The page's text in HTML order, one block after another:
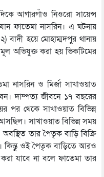
আগারগাঁও নিওরো সায়েন্স
ফাতেমা নাসরিন। এ ঘটনায়
হয়ে মোহাম্মদপুর থানায়
অভিযুক্ত করা হয় ভিকটিমের
নাসরিন ও মির্জা সাখাওয়াত
দাম্পত্য জীবনে ১৭ বছরের
পর থেকে সাখাওয়াত বিভিন্ন
সাখাওয়াত বিভিন্ন সময়
তার পৈতৃক বাড়ি বিক্রি
কিন্তু ওই পৈতৃক বাড়িতে আরও
যাবে না বলে ফাতেমা তার